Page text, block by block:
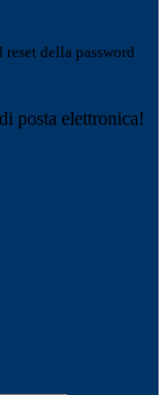
della password
posta elettronica!